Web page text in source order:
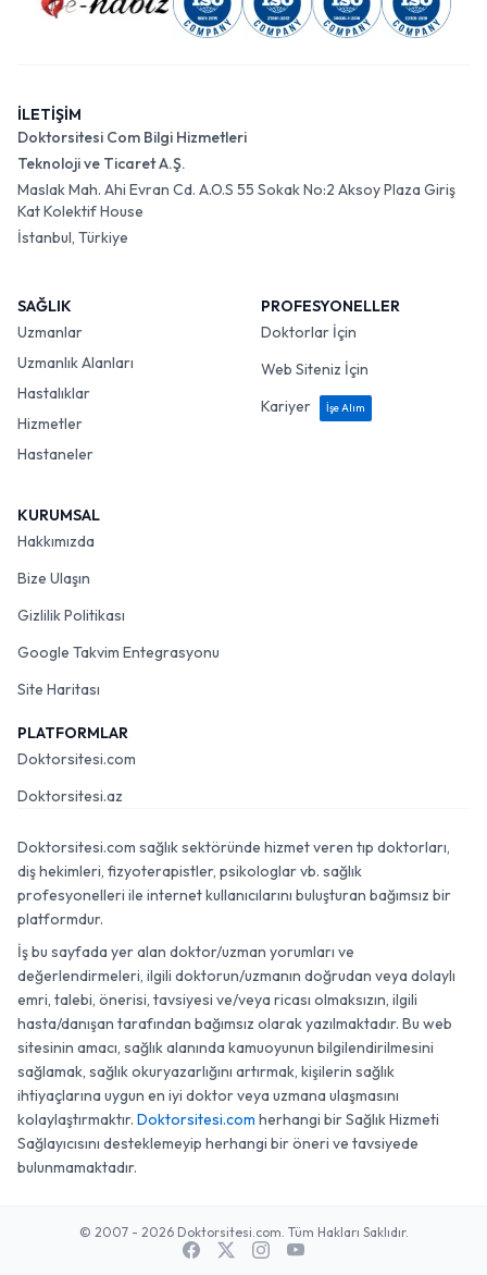
İLETİŞİM
Doktorsitesi Com Bilgi Hizmetleri
Teknoloji ve Ticaret A.Ş.
Maslak Mah. Ahi Evran Cd. A.O.S 55 Sokak No:2 Aksoy Plaza Giriş
Kat Kolektif House
İstanbul, Türkiye
SAĞLIK
Uzmanlar
Uzmanlık Alanları
Hastalıklar
Hizmetler
Hastaneler
PROFESYONELLER
Doktorlar İçin
Web Siteniz İçin
Kariyer
İşe Alım
KURUMSAL
Hakkımızda
Bize Ulaşın
Gizlilik Politikası
Google Takvim Entegrasyonu
Site Haritası
PLATFORMLAR
Doktorsitesi.com
Doktorsitesi.az
Doktorsitesi.com sağlık sektöründe hizmet veren tıp doktorları,
diş hekimleri, fizyoterapistler, psikologlar vb. sağlık
profesyonelleri ile internet kullanıcılarını buluşturan bağımsız bir
platformdur.
İş bu sayfada yer alan doktor/uzman yorumları ve
değerlendirmeleri, ilgili doktorun/uzmanın doğrudan veya dolaylı
emri, talebi, önerisi, tavsiyesi ve/veya ricası olmaksızın, ilgili
hasta/danışan tarafından bağımsız olarak yazılmaktadır. Bu web
sitesinin amacı, sağlık alanında kamuoyunun bilgilendirilmesini
sağlamak, sağlık okuryazarlığını artırmak, kişilerin sağlık
ihtiyaçlarına uygun en iyi doktor veya uzmana ulaşmasını
kolaylaştırmaktır. Doktorsitesi.com herhangi bir Sağlık Hizmeti
Sağlayıcısını desteklemeyip herhangi bir öneri ve tavsiyede
bulunmamaktadır.
© 2007 - 2026 Doktorsitesi.com. Tüm Hakları Saklıdır.